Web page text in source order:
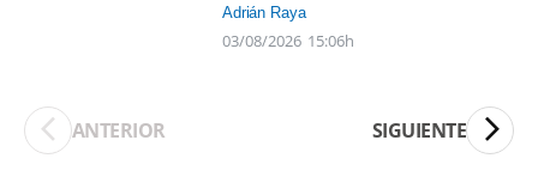
Adrián Raya
03/08/2026 15:06h
ANTERIOR SIGUIENTE